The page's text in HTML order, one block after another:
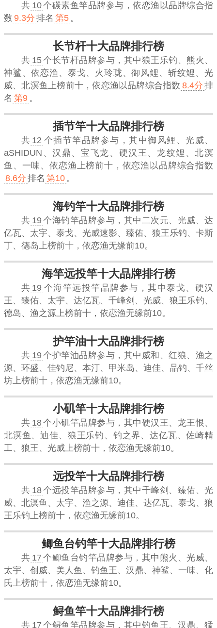
共 10个碳素鱼竿品牌参与， 依恋渔 以品牌综合指
数 9.3分 排名 第5 。
长节杆十大品牌排行榜
共 15个长节杆品牌参与，其中狼王乐钓、熊火、
神鲨、依恋渔、泰戈、火玲珑、御风鲤、斩纹鲤、光
威、北溟鱼上榜前十，依恋渔 以品牌综合指数 8.4分 排
名 第9 。
插节竿十大品牌排行榜
共 12 个插节竿品牌参与，其中御风鲤、光威、
aSHIDUN、汉鼎、宝飞龙、硬汉王、龙纹鲤、北溟
鱼、一味、依恋渔上榜前十， 依恋渔 以品牌综合指数
8.6分 排名 第10 。
海钓竿十大品牌排行榜
共 19 个海钓竿品牌参与，其中二次元、光威、达
亿瓦、太宇、泰戈、光威速影、臻佑、狼王乐钓、卡斯
丁、德岛上榜前十，依恋渔无缘前10。
海竿远投竿十大品牌排行榜
共 19 个海竿远投竿品牌参与，其中泰戈、硬汉
王、臻佑、太宇、达亿瓦、千峰剑、光威、狼王乐钓、
德岛、渔之源上榜前十，依恋渔无缘前10。
护竿油十大品牌排行榜
共 19 个护竿油品牌参与，其中威和、红狼、渔之
源、环盛、佳钓尼、本汀、甲米岛、迪佳、品钓、千丝
坊上榜前十，依恋渔无缘前10。
小矶竿十大品牌排行榜
共 18个小矶竿品牌参与，其中硬汉王、龙王恨、
北溟鱼、迪佳、狼王乐钓、钓之界、达亿瓦、佐崎精
工、狼王、光威上榜前十，依恋渔无缘前10。
远投竿十大品牌排行榜
共 18个远投竿品牌参与，其中千峰剑、臻佑、光
威、北溟鱼、太宇、渔之源、迪佳、达亿瓦、泰戈、狼
王乐钓上榜前十，依恋渔无缘前10。
鲫鱼台钓竿十大品牌排行榜
共 17 个鲫鱼台钓竿品牌参与，其中熊火、光威、
太宇、创威、美人鱼、钓鱼王、汉鼎、神鲨、一味、化
氏上榜前十，依恋渔无缘前10。
鲟鱼竿十大品牌排行榜
共 17 个鲟鱼竿品牌参与，其中钓鱼王、汉鼎、猛